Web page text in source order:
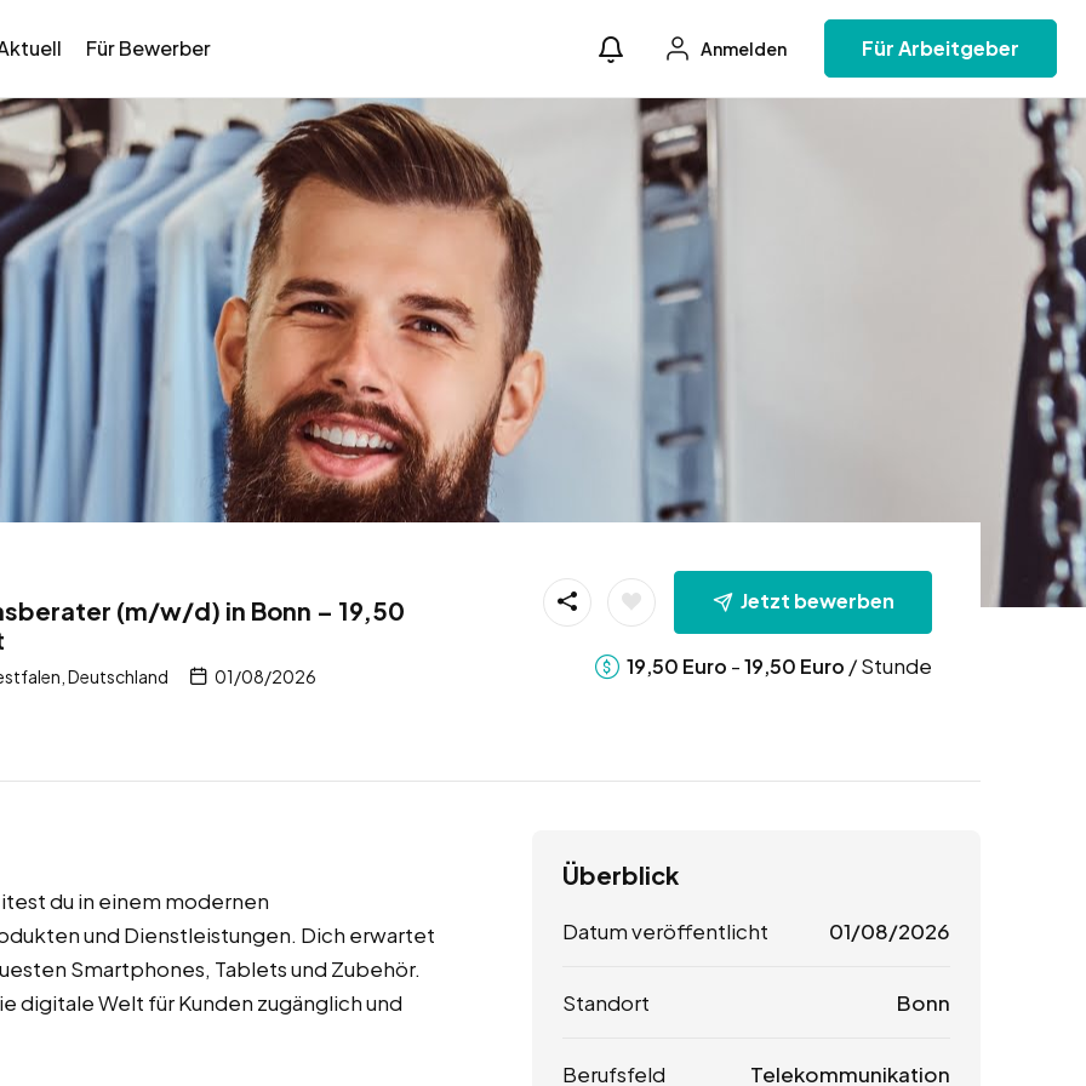
Für Bewerber Anmelden Für Arbeitgeber
(m/w/d) in Bonn – 19,50
Deutschland 01/08/2026
Jetzt bewerben
19,50 Euro -19,50 Euro / Stunde
du in einem modernen
und Dienstleistungen. Dich erwartet
Smartphones, Tablets und Zubehör.
digitale Welt für Kunden zugänglich und
Überblick
Datum veröffentlicht 01/08/2026
Standort Bonn
Berufsfeld Telekommunikation